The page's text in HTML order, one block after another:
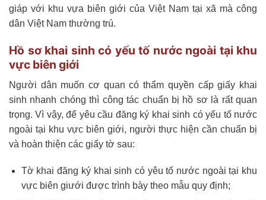
giáp với khu vựa biên giới của Việt Nam tại xã mà công
dân Việt Nam thường trú.
Hồ sơ khai sinh có yếu tố nước ngoài tại khu
vực biên giới
Người dân muốn cơ quan có thẩm quyền cấp giấy khai
sinh nhanh chóng thì công tác chuẩn bị hồ sơ là rất quan
trọng. Vì vậy, để yêu cầu đăng ký khai sinh có yếu tố nước
ngoài tại khu vực biên giới, người thực hiện cần chuẩn bị
và hoàn thiện các giấy tờ sau:
Tờ khai đăng ký khai sinh có yêu tố nước ngoài tại khu
vực biên giưới được trình bày theo mẫu quy định;